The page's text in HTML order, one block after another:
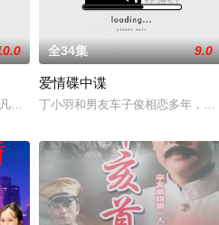
取皇帝的血脉。金枪值甲班军头包铁山
王洋 饰）早已经忘记了他们之间发生
的公寓内，即将举行一场盛大的婚礼
全34集 9.0
爱情碟中谍
丁小羽和男友车子俊相恋多年，